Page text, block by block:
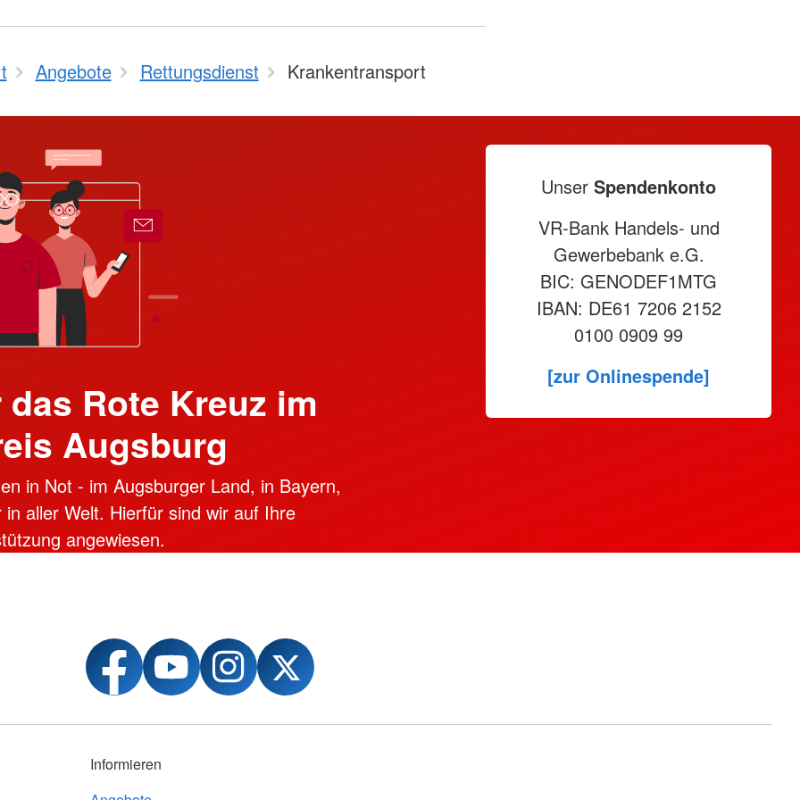
Angebote Rettungsdienst Krankentransport
Rote Kreuz im
Augsburg
in Not - im Augsburger Land, in Bayern,
aller Welt. Hierfür sind wir auf Ihre
angewiesen.
Unser Spendenkonto
VR-Bank Handels- und
Gewerbebank e.G.
BIC: GENODEF1MTG
IBAN: DE61 7206 2152
0100 0909 99
[zur Onlinespende]
Informieren